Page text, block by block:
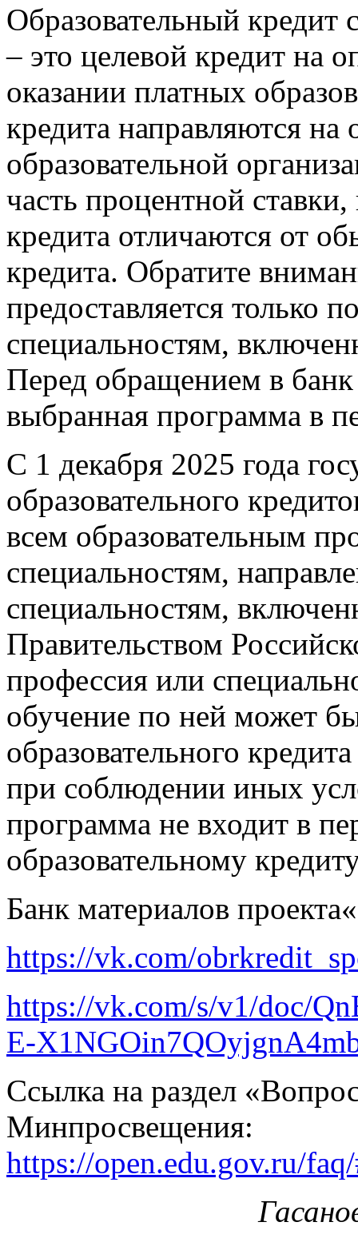
Образовательный кредит
– это целевой кредит на
оказании платных
кредита направляются на
образовательной
часть процентной
кредита отличаются от
кредита. Обратите
предоставляется только
специальностям,
Перед обращением в банк
выбранная программа в
С 1 декабря 2025 года
образовательного
всем образовательным
специальностям,
специальностям,
Правительством
профессия или
обучение по ней может
образовательного
при соблюдении иных
программа не входит в
образовательному
Банк материалов
https://vk.com/
https://vk.com/s/v1/doc/
E-
Ссылка на раздел
Минпросвещения:
https://open.edu.gov.ru/